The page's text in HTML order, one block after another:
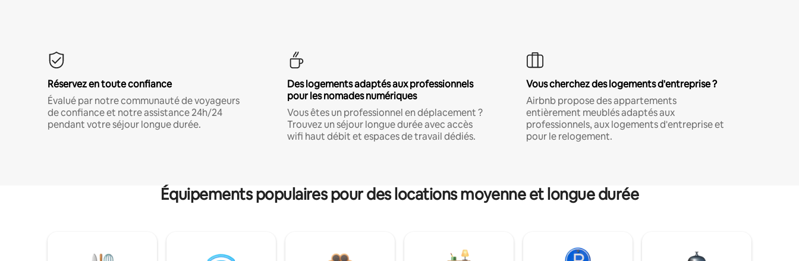
Réservez en toute confiance
Évalué par notre communauté de voyageurs
de confiance et notre assistance 24h/24
pendant votre séjour longue durée.
Des logements adaptés aux professionnels
pour les nomades numériques
Vous êtes un professionnel en déplacement ?
Trouvez un séjour longue durée avec accès
wifi haut débit et espaces de travail dédiés.
Vous cherchez des logements d'entreprise ?
Airbnb propose des appartements
entièrement meublés adaptés aux
professionnels, aux logements d'entreprise et
pour le relogement.
Équipements populaires pour des locations moyenne et longue durée